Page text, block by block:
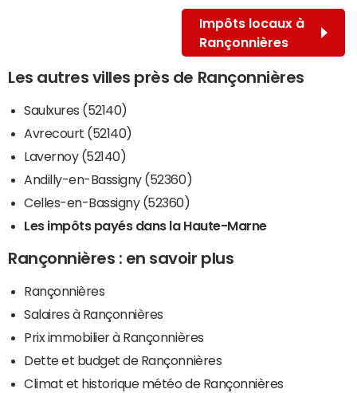
Impôts locaux à
Rançonnières
Les autres villes près de Rançonnières
Saulxures (52140)
Avrecourt (52140)
Lavernoy (52140)
Andilly-en-Bassigny (52360)
Celles-en-Bassigny (52360)
Les impôts payés dans la Haute-Marne
Rançonnières : en savoir plus
Rançonnières
Salaires à Rançonnières
Prix immobilier à Rançonnières
Dette et budget de Rançonnières
Climat et historique météo de Rançonnières